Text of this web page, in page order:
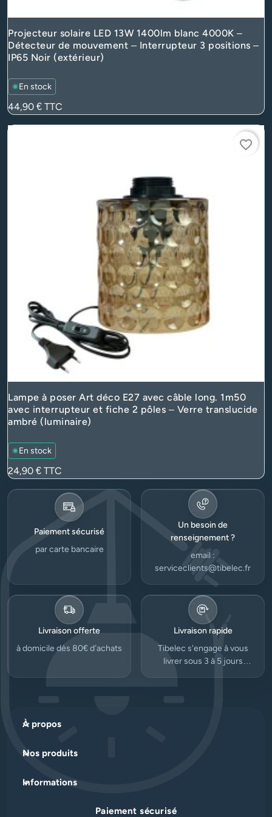
Projecteur solaire LED 13W 1400lm blanc 4000K –
Détecteur de mouvement – Interrupteur 3 positions –
IP65 Noir (extérieur)
En stock
Prix
44,90 € TTC
favorite_border
Lampe à poser Art déco E27 avec câble long. 1m50
avec interrupteur et fiche 2 pôles – Verre translucide
ambré (luminaire)
En stock
Prix
24,90 € TTC
Paiement sécurisé
par carte bancaire
Un besoin de
renseignement ?
email :
serviceclients@tibelec.fr
Livraison offerte
à domicile dès 80€ d’achats
Livraison rapide
Tibelec s'engage à vous
livrer sous 3 à 5 jours
À propos
Nos produits
Informations
Paiement sécurisé